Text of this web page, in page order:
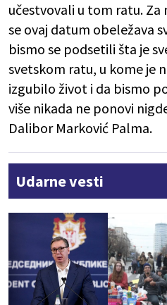
učestvovali u tom ratu. Za
se ovaj datum obeležava
bismo se podsetili šta je
svetskom ratu, u kome je
izgubilo život i da bismo
više nikada ne ponovi
Dalibor Marković Palma.
Udarne vesti